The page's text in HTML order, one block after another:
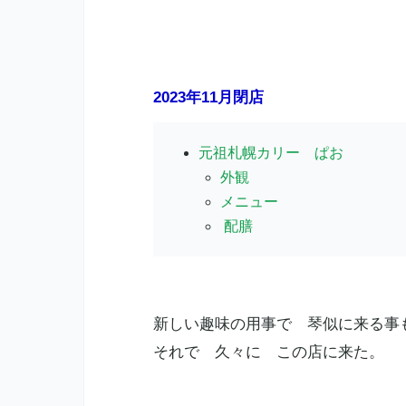
2023年11月閉店
元祖札幌カリー ぱお
外観
メニュー
配膳
新しい趣味の用事で 琴似に来る事
それで 久々に この店に来た。